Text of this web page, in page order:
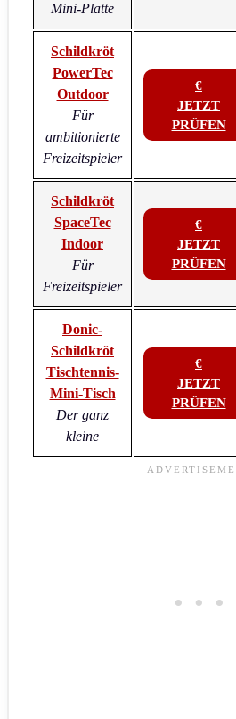
Mini-Platte
Schildkröt
PowerTec
Outdoor
Für
ambitionierte
Freizeitspieler
€
JETZT
PRÜFEN
Schildkröt
SpaceTec
Indoor
Für
Freizeitspieler
€
JETZT
PRÜFEN
Donic-
Schildkröt
Tischtennis-
Mini-Tisch
Der ganz
kleine
€
JETZT
PRÜFEN